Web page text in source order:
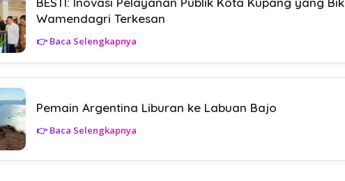
Wamendagri Terkesan
👉 Baca Selengkapnya
Pemain Argentina Liburan ke Labuan Bajo
👉 Baca Selengkapnya